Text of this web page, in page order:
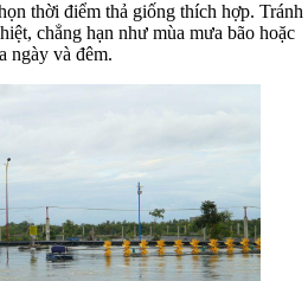
thời điểm thả giống thích hợp. Tránh
chẳng hạn như mùa mưa bão hoặc
ngày và đêm.